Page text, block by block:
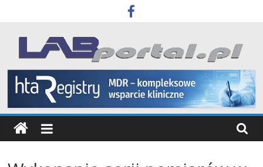
to
content
Labportal
Laboratoria
Aparatura
Badania